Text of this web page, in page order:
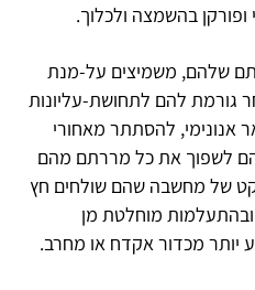
בהשמצה ולכלוך.
שלהם, משמיצים על-מנת
גורמת להם לתחושת-עליונות
אנונימי, להסתתר מאחורי
לשפוך את כל מררתם מהם
קט של מחשבה שהם שולחים חץ
מוחלטת מן
יותר מכדור אקדח או מחרב.